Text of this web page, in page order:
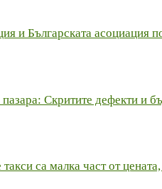
и Българската асоциация
пазара: Скритите дефекти
са малка част от